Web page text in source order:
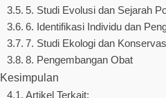
5. Studi Evolusi dan Sejarah
6. Identifikasi Individu dan
7. Studi Ekologi dan
8. Pengembangan Obat
Kesimpulan
Artikel Terkait: